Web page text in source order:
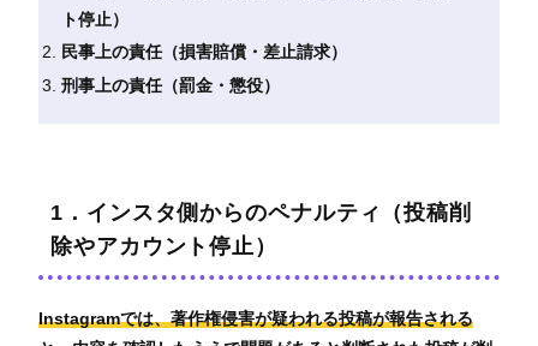
ト停止）
民事上の責任（損害賠償・差止請求）
刑事上の責任（罰金・懲役）
1．インスタ側からのペナルティ（投稿削
除やアカウント停止）
Instagramでは、著作権侵害が疑われる投稿が報告される